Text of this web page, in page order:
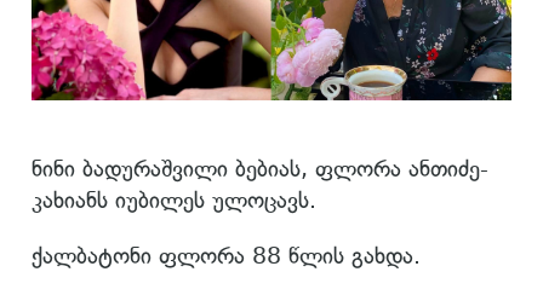
ნინი ბადურაშვილი ბებიას, ფლორა ანთიძე-
კახიანს იუბილეს ულოცავს.
ქალბატონი ფლორა 88 წლის გახდა.